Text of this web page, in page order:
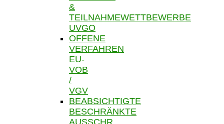
&
TEILNAHMEWETTBEWERBE
UVGO
OFFENE
VERFAHREN
EU-
VOB
/
VGV
BEABSICHTIGTE
BESCHRÄNKTE
AUSSCHR.